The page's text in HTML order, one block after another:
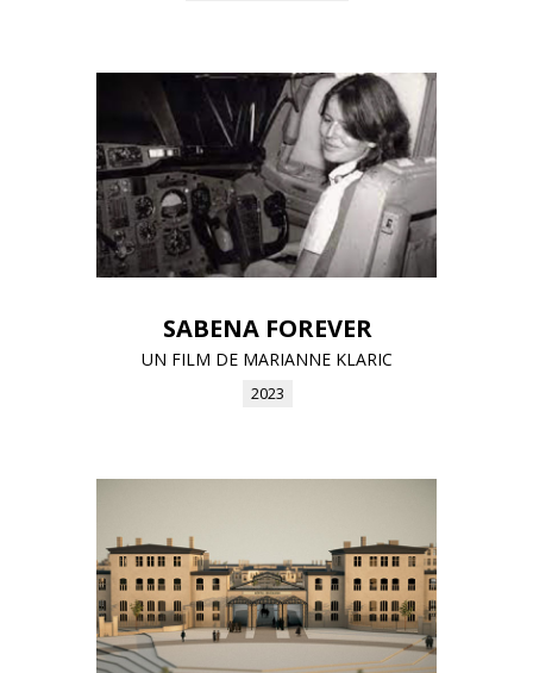
SABENA FOREVER
UN FILM DE MARIANNE KLARIC
2023